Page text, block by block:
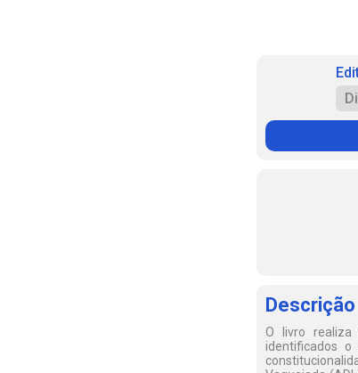
Descrição
O livro realiza
identificados